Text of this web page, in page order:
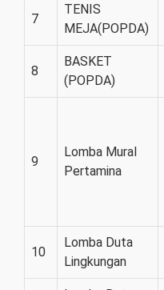
7
TENIS
MEJA(POPDA)
8
BASKET
(POPDA)
9
Lomba Mural
Pertamina
10
Lomba Duta
Lingkungan